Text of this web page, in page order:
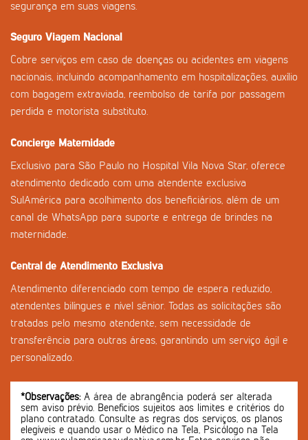
segurança em suas viagens.
Seguro Viagem Nacional
Cobre serviços em caso de doenças ou acidentes em viagens
nacionais, incluindo acompanhamento em hospitalizações, auxílio
com bagagem extraviada, reembolso de tarifa por passagem
perdida e motorista substituto.
Concierge Maternidade
Exclusivo para São Paulo no Hospital Vila Nova Star, oferece
atendimento dedicado com uma atendente exclusiva
SulAmérica para acolhimento dos beneficiários, além de um
canal de WhatsApp para suporte e entrega de brindes na
maternidade.
Central de Atendimento Exclusiva
Atendimento diferenciado com tempo de espera reduzido,
atendentes bilíngues e nível sênior. Todas as solicitações são
tratadas pelo mesmo atendente, sem necessidade de
transferência para outras áreas, garantindo um serviço ágil e
personalizado.
*Observações:A área de abrangência poderá ser alterada
sem aviso prévio. Benefícios sujeitos aos limites e critérios do
plano contratado. Consulte as regras dos serviços, os planos
elegíveis e quando usar o Médico na Tela, Psicólogo na Tela